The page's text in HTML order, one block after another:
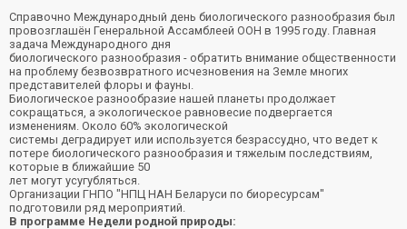
Справочно Международный день биологического разнообразия был
провозглашён Генеральной Ассамблеей ООН в 1995 году. Главная
задача Международного дня
биологического разнообразия - обратить внимание общественности
на проблему безвозвратного исчезновения на Земле многих
представителей флоры и фауны.
Биологическое разнообразие нашей планеты продолжает
сокращаться, а экологическое равновесие подвергается
изменениям. Около 60% экологической
системы деградирует или используется безрассудно, что ведет к
потере биологического разнообразия и тяжелым последствиям,
которые в ближайшие 50
лет могут усугубляться.
Организации ГНПО "НПЦ НАН Беларуси по биоресурсам"
подготовили ряд мероприятий.
В программе Недели родной природы: